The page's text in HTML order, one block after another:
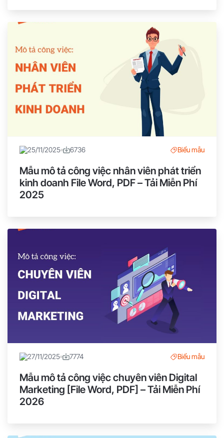
Mẫu mô tả công việc nhân viên phát triển
kinh doanh File Word, PDF – Tải Miễn Phí
2025
25/11/2025 6736 Biểu mẫu
Mẫu mô tả công việc chuyên viên Digital
Marketing [File Word, PDF] – Tải Miễn Phí
2026
27/11/2025 7774 Biểu mẫu